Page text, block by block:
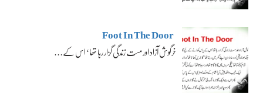
Foot In The Door
خرگوش آزاد اور مست زندگی گزار رہا تھا‘ اس کے…